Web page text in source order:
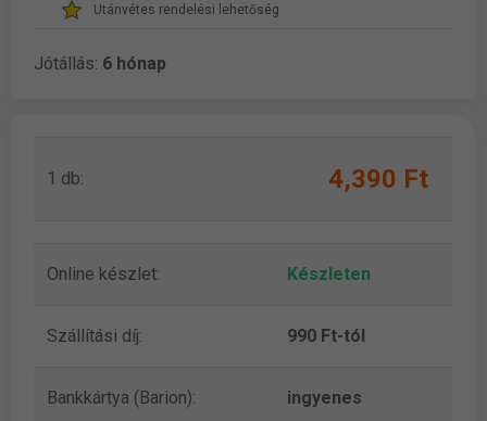
Utánvétes rendelési lehetőség
Jótállás: 6 hónap
1 db: 4,390 Ft
Online készlet: Készleten
Szállítási díj: 990 Ft-tól
Bankkártya (Barion): ingyenes